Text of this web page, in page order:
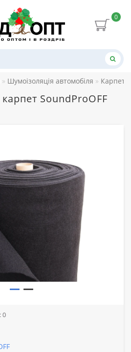
0
Шумоізоляція автомобіля Карпет
SoundProOFF
0